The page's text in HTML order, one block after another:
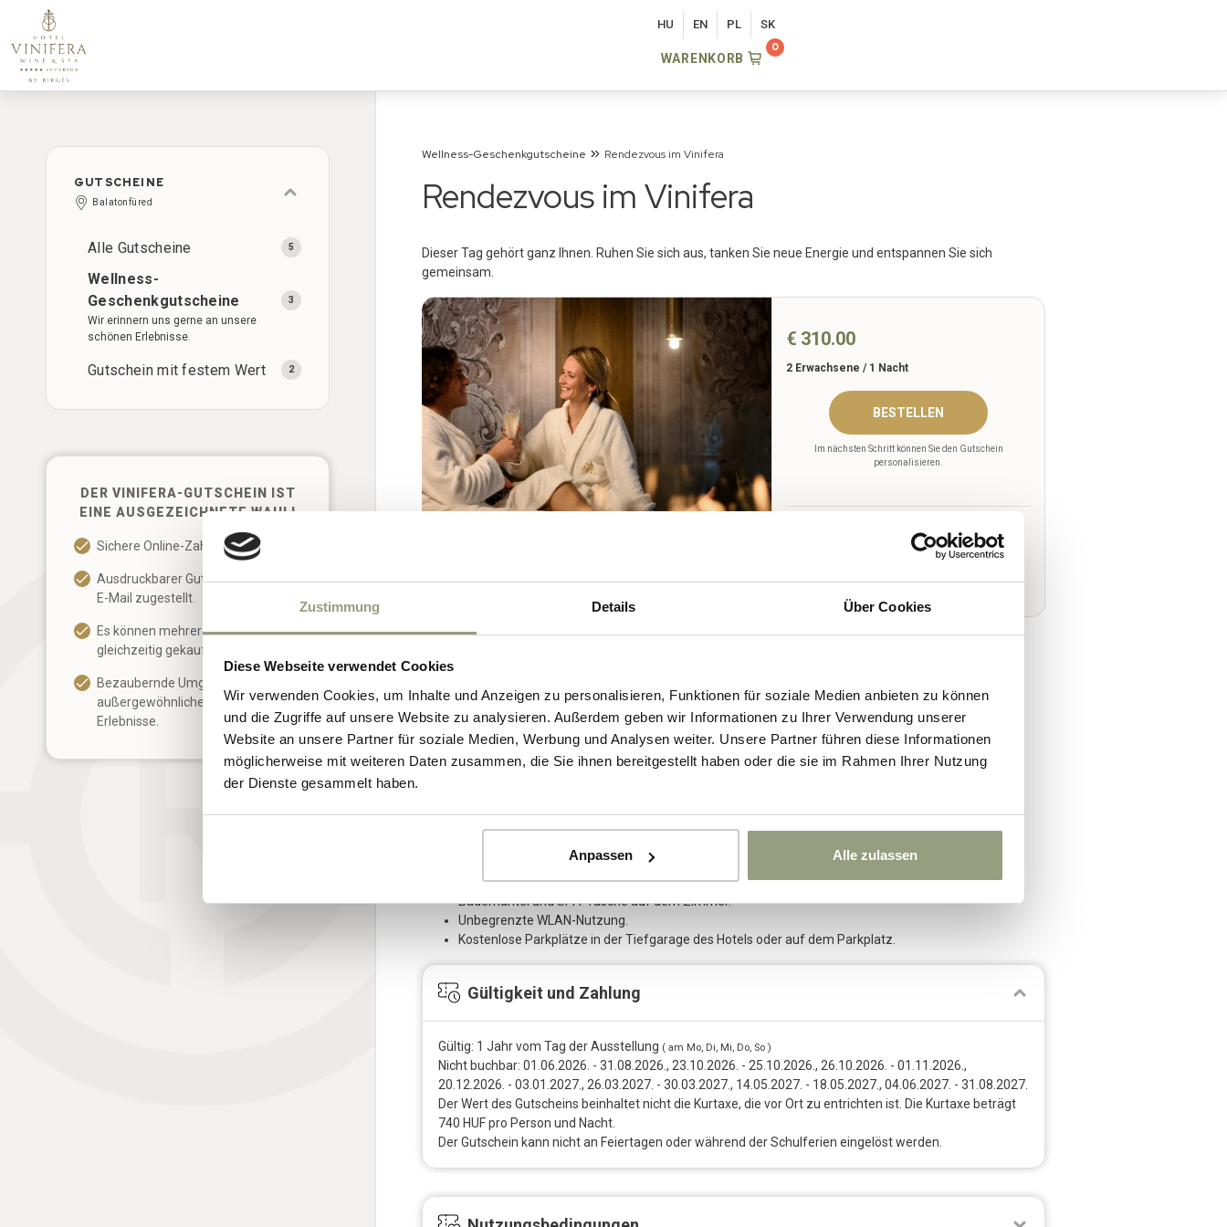
Zustimmung Details Über Cookies
Diese Webseite verwendet Cookies
Wir verwenden Cookies, um Inhalte und Anzeigen zu personalisieren, Funktionen für soziale Medien anbieten zu können
und die Zugriffe auf unsere Website zu analysieren. Außerdem geben wir Informationen zu Ihrer Verwendung unserer
Website an unsere Partner für soziale Medien, Werbung und Analysen weiter. Unsere Partner führen diese Informationen
möglicherweise mit weiteren Daten zusammen, die Sie ihnen bereitgestellt haben oder die sie im Rahmen Ihrer Nutzung
der Dienste gesammelt haben.
Anpassen Alle zulassen
HU EN PL SK
WARENKORB
GUTSCHEINE
Balatonfüred
Alle Gutscheine
Wellness-
Geschenkgutscheine
Wir erinnern uns gerne an unsere
schönen Erlebnisse.
Gutschein mit festem Wert
DER VINIFERA-GUTSCHEIN IST
EINE AUSGEZEICHNETE WAHL!
Sichere Online-Zahlung.
Ausdruckbarer Gutschein wird per
E-Mail zugestellt.
Es können mehrere Gutscheine
gleichzeitig gekauft werden.
Bezaubernde Umgebung und
außergewöhnliche gastronomische
Erlebnisse.
Wellness-Geschenkgutscheine Rendezvous im Vinifera
Rendezvous im Vinifera
Dieser Tag gehört ganz Ihnen. Ruhen Sie sich aus, tanken Sie neue Energie und entspannen Sie sich
gemeinsam.
€ 310.00
2 Erwachsene / 1 Nacht
BESTELLEN
Im nächsten Schritt können Sie den Gutschein
personalisieren.
Ein Jahr Einlösungsfrist.
Donnerstag gültig.
Der Gutschein beinhaltet
Eine Übernachtung für zwei Gäste in einem Zimmer der Kategorie Superior.
Begrüßungsgetränk an der Hotelbar am Tag der Ankunft.
Willkommensgeschenk auf dem Zimmer.
Frühstücksbuffet mit reichhaltiger Auswahl.
Abendessen im Restaurant DELICIOSA.
Hochwertige Kosmetikartikel im Zimmer.
Tägliches Kaffee- und Tee-Set auf dem Zimmer.
Bademantel und SPA-Tasche auf dem Zimmer.
Unbegrenzte WLAN-Nutzung.
Kostenlose Parkplätze in der Tiefgarage des Hotels oder auf dem Parkplatz.
Gültigkeit und Zahlung
Gültig: 1 Jahr vom Tag der Ausstellung ( am Mo, Di, Mi, Do, So )
Nicht buchbar: 01.06.2026. - 31.08.2026., 23.10.2026. - 25.10.2026., 26.10.2026. - 01.11.2026.,
20.12.2026. - 03.01.2027., 26.03.2027. - 30.03.2027., 14.05.2027. - 18.05.2027., 04.06.2027. - 31.08.2027.
Der Wert des Gutscheins beinhaltet nicht die Kurtaxe, die vor Ort zu entrichten ist. Die Kurtaxe beträgt
740 HUF pro Person und Nacht.
Der Gutschein kann nicht an Feiertagen oder während der Schulferien eingelöst werden.